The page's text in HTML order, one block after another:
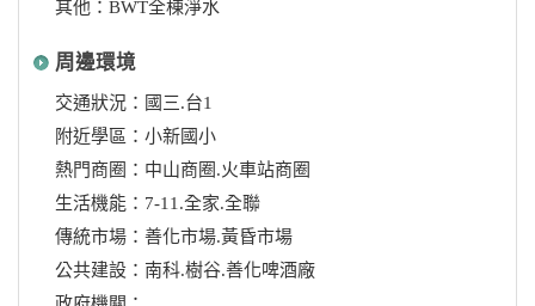
其他：BWT全棟淨水
周邊環境
交通狀況：國三.台1
附近學區：小新國小
熱門商圈：中山商圈.火車站商圈
生活機能：7-11.全家.全聯
傳統市場：善化市場.黃昏市場
公共建設：南科.樹谷.善化啤酒廠